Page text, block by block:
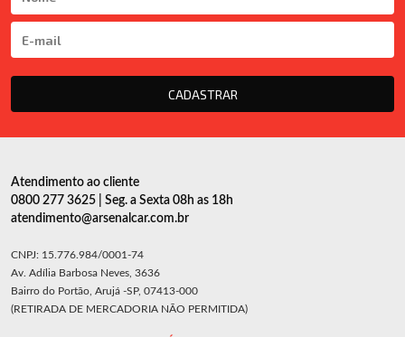
CADASTRAR
Atendimento ao cliente
0800 277 3625 | Seg. a Sexta 08h as 18h
atendimento@arsenalcar.com.br
CNPJ: 15.776.984/0001-74
Av. Adília Barbosa Neves, 3636
Bairro do Portão, Arujá -SP, 07413-000
(RETIRADA DE MERCADORIA NÃO PERMITIDA)